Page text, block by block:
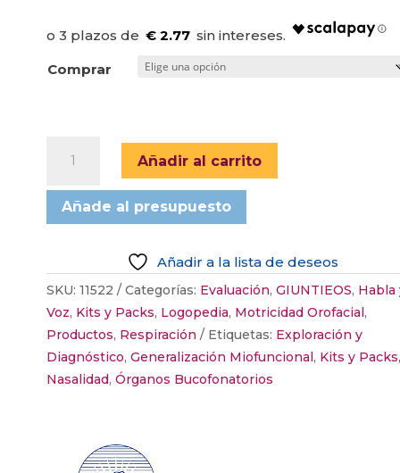
precios:
desde
€ 2.77
Comprar
ORONASAL
ADAPTADA
POR
Añadir al carrito
Añade al presupuesto
Añadir a la lista de deseos
SKU: 11522 Categorías: Evaluación, GIUNTIEOS, Habla
Voz, Kits y Packs, Logopedia, Motricidad Orofacial,
Productos, Respiración Etiquetas: Exploración y
Diagnóstico, Generalización Miofuncional, Kits y Packs,
Nasalidad, Órganos Bucofonatorios